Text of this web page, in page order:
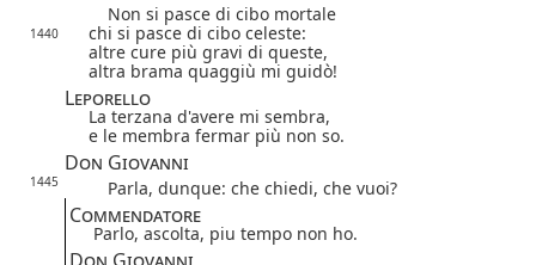
Non si pasce di cibo mortale
1440
chi si pasce di cibo celeste:
altre cure più gravi di queste,
altra brama quaggiù mi guidò!
Leporello
La terzana d'avere mi sembra,
e le membra fermar più non so.
Don Giovanni
1445 Parla, dunque: che chiedi, che vuoi?
Commendatore
Parlo, ascolta, piu tempo non ho.